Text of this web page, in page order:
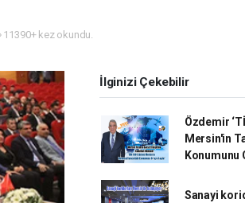
11390+ kez okundu.
İlginizi Çekebilir
Özdemir
Mersin'in
Konumunu
Sanayi